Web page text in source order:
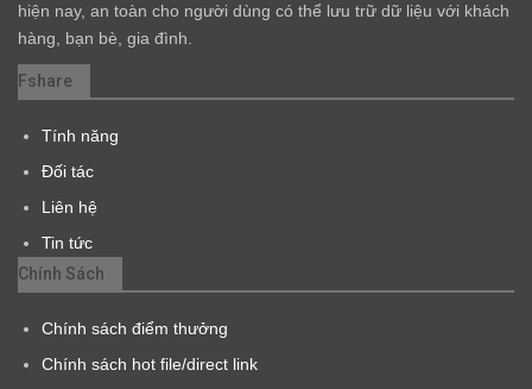
hiện nay, an toàn cho người dùng có thể lưu trữ dữ liệu với khách
hàng, bạn bè, gia đình.
Fshare
Tính năng
Đối tác
Liên hệ
Tin tức
Chính Sách
Chính sách điểm thưởng
Chính sách hot file/direct link